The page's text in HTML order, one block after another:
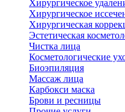
Хирургическое
Хирургическое
Хирургическая
Эстетическая
Чистка лица
Косметологические
Биоэпиляция
Массаж лица
Карбокси маска
Брови и ресницы